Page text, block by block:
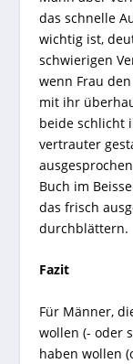
das schnelle
wichtig ist,
schwierigen
wenn Frau
mit ihr
beide schlicht
vertrauter
Buch im
das frisch
durchblättern.
Fazit
Für Männer,
wollen (- oder
haben wollen